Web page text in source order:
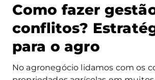
Como fazer
conflitos?
para o agro
No agronegócio lidamos com os